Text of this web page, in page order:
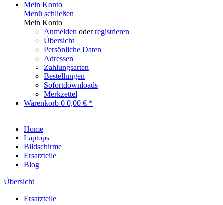
Mein Konto
Menü schließen
Mein Konto
Anmelden oderregistrieren
Übersicht
Persönliche Daten
Adressen
Zahlungsarten
Bestellungen
Sofortdownloads
Merkzettel
Warenkorb 0 0,00 € *
Home
Laptops
Bildschirme
Ersatzteile
Blog
Übersicht
Ersatzteile